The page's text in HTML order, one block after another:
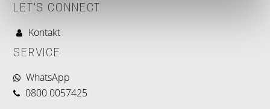
LET'S CONNECT
Kontakt
SERVICE
WhatsApp
0800 0057425